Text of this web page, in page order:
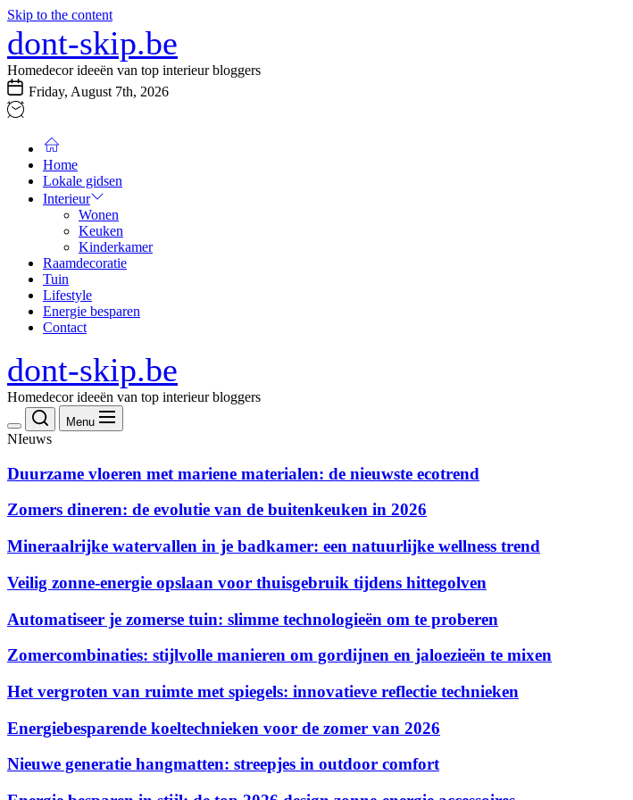
Skip to the content
dont-skip.be
Homedecor ideeën van top interieur bloggers
Friday, August 7th, 2026
Home
Lokale gidsen
Interieur
Wonen
Keuken
Kinderkamer
Raamdecoratie
Tuin
Lifestyle
Energie besparen
Contact
dont-skip.be
Homedecor ideeën van top interieur bloggers
Menu
NIeuws
Duurzame vloeren met mariene materialen: de nieuwste ecotrend
Zomers dineren: de evolutie van de buitenkeuken in 2026
Mineraalrijke watervallen in je badkamer: een natuurlijke wellness trend
Veilig zonne-energie opslaan voor thuisgebruik tijdens hittegolven
Automatiseer je zomerse tuin: slimme technologieën om te proberen
Zomercombinaties: stijlvolle manieren om gordijnen en jaloezieën te mixen
Het vergroten van ruimte met spiegels: innovatieve reflectie technieken
Energiebesparende koeltechnieken voor de zomer van 2026
Nieuwe generatie hangmatten: streepjes in outdoor comfort